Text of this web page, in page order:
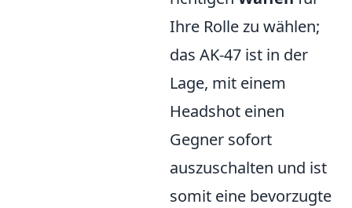
Ihre Rolle zu wählen;
das AK-47 ist in der
Lage, mit einem
Headshot einen
Gegner sofort
auszuschalten und ist
somit eine bevorzugte